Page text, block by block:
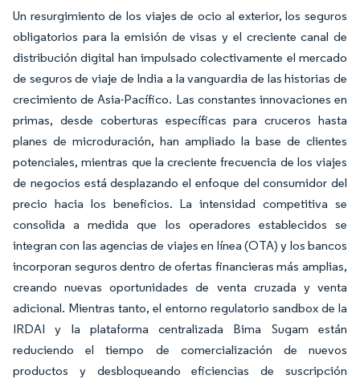
Un resurgimiento de los viajes de ocio al exterior, los seguros
obligatorios para la emisión de visas y el creciente canal de
distribución digital han impulsado colectivamente el mercado
de seguros de viaje de India a la vanguardia de las historias de
crecimiento de Asia-Pacífico. Las constantes innovaciones en
primas, desde coberturas específicas para cruceros hasta
planes de microduración, han ampliado la base de clientes
potenciales, mientras que la creciente frecuencia de los viajes
de negocios está desplazando el enfoque del consumidor del
precio hacia los beneficios. La intensidad competitiva se
consolida a medida que los operadores establecidos se
integran con las agencias de viajes en línea (OTA) y los bancos
incorporan seguros dentro de ofertas financieras más amplias,
creando nuevas oportunidades de venta cruzada y venta
adicional. Mientras tanto, el entorno regulatorio sandbox de la
IRDAI y la plataforma centralizada Bima Sugam están
reduciendo el tiempo de comercialización de nuevos
productos y desbloqueando eficiencias de suscripción